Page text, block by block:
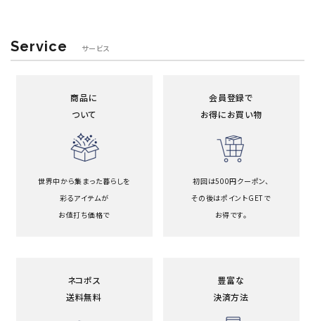
Service サービス
商品に
ついて
世界中から集まった暮らしを
彩るアイテムが
お値打ち価格で
会員登録で
お得にお買い物
初回は500円クーポン、
その後はポイントGETで
お得です。
ネコポス
送料無料
豊富な
決済方法